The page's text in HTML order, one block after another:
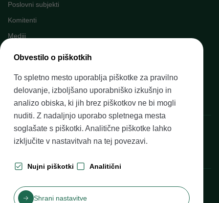
Poslovni subjekti
Komitenti
Mediji
Finančno opismenjevanje
Pravni okvir
Banka Slovenije, Slovenska cesta 35, 1505 Ljubljana
Kazalo vsebine
Obvestilo o piškotkih
To spletno mesto uporablja piškotke za pravilno
delovanje, izboljšano uporabniško izkušnjo in
analizo obiska, ki jih brez piškotkov ne bi mogli
nuditi. Z nadaljnjo uporabo spletnega mesta
soglašate s piškotki. Analitične piškotke lahko
izključite v nastavitvah na tej povezavi.
Nujni piškotki Analitični
Shrani nastavitve